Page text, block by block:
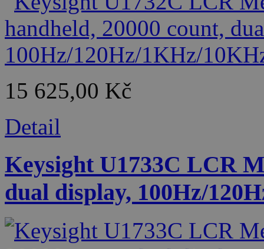
15 625,00 Kč
Detail
Keysight U1733C LCR
dual display, 100Hz/